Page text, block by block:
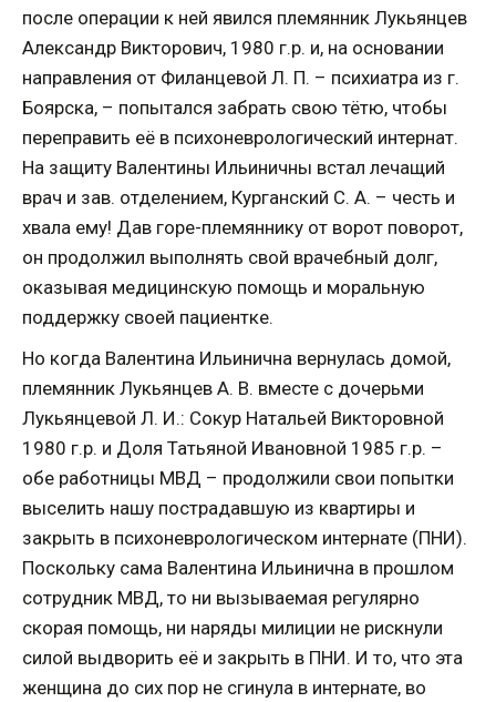
после операции к ней явился племянник Лукьянцев
Александр Викторович, 1980 г.р. и, на основании
направления от Филанцевой Л. П. – психиатра из г.
Боярска, – попытался забрать свою тётю, чтобы
переправить её в психоневрологический интернат.
На защиту Валентины Ильиничны встал лечащий
врач и зав. отделением, Курганский С. А. – честь и
хвала ему! Дав горе-племяннику от ворот поворот,
он продолжил выполнять свой врачебный долг,
оказывая медицинскую помощь и моральную
поддержку своей пациентке.
Но когда Валентина Ильинична вернулась домой,
племянник Лукьянцев А. В. вместе с дочерьми
Лукьянцевой Л. И.: Сокур Натальей Викторовной
1980 г.р. и Доля Татьяной Ивановной 1985 г.р. –
обе работницы МВД – продолжили свои попытки
выселить нашу пострадавшую из квартиры и
закрыть в психоневрологическом интернате (ПНИ).
Поскольку сама Валентина Ильинична в прошлом
сотрудник МВД, то ни вызываемая регулярно
скорая помощь, ни наряды милиции не рискнули
силой выдворить её и закрыть в ПНИ. И то, что эта
женщина до сих пор не сгинула в интернате, во